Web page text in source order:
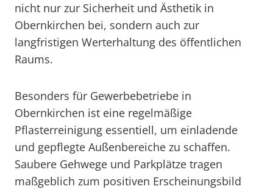
nicht nur zur Sicherheit und Ästhetik in
Obernkirchen bei, sondern auch zur
langfristigen Werterhaltung des öffentlichen
Raums.
Besonders für Gewerbebetriebe in
Obernkirchen ist eine regelmäßige
Pflasterreinigung essentiell, um einladende
und gepflegte Außenbereiche zu schaffen.
Saubere Gehwege und Parkplätze tragen
maßgeblich zum positiven Erscheinungsbild